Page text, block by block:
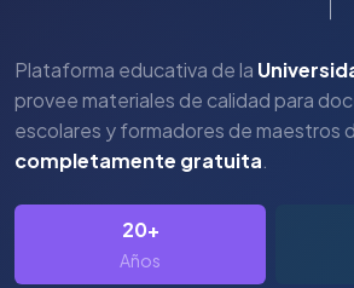
Plataforma educativa de la
provee materiales de calidad para
escolares y formadores de maestros
completamente gratuita.
20+
Años